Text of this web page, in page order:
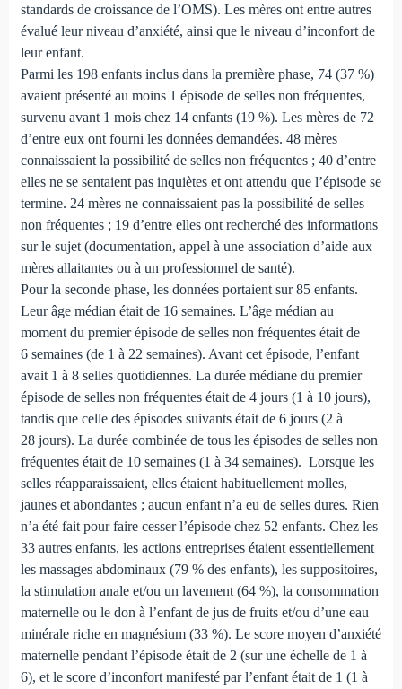
standards de croissance de l’OMS). Les mères ont entre autres
évalué leur niveau d’anxiété, ainsi que le niveau d’inconfort de
leur enfant.
Parmi les 198 enfants inclus dans la première phase, 74 (37 %)
avaient présenté au moins 1 épisode de selles non fréquentes,
survenu avant 1 mois chez 14 enfants (19 %). Les mères de 72
d’entre eux ont fourni les données demandées. 48 mères
connaissaient la possibilité de selles non fréquentes ; 40 d’entre
elles ne se sentaient pas inquiètes et ont attendu que l’épisode se
termine. 24 mères ne connaissaient pas la possibilité de selles
non fréquentes ; 19 d’entre elles ont recherché des informations
sur le sujet (documentation, appel à une association d’aide aux
mères allaitantes ou à un professionnel de santé).
Pour la seconde phase, les données portaient sur 85 enfants.
Leur âge médian était de 16 semaines. L’âge médian au
moment du premier épisode de selles non fréquentes était de
6 semaines (de 1 à 22 semaines). Avant cet épisode, l’enfant
avait 1 à 8 selles quotidiennes. La durée médiane du premier
épisode de selles non fréquentes était de 4 jours (1 à 10 jours),
tandis que celle des épisodes suivants était de 6 jours (2 à
28 jours). La durée combinée de tous les épisodes de selles non
fréquentes était de 10 semaines (1 à 34 semaines). Lorsque les
selles réapparaissaient, elles étaient habituellement molles,
jaunes et abondantes ; aucun enfant n’a eu de selles dures. Rien
n’a été fait pour faire cesser l’épisode chez 52 enfants. Chez les
33 autres enfants, les actions entreprises étaient essentiellement
les massages abdominaux (79 % des enfants), les suppositoires,
la stimulation anale et/ou un lavement (64 %), la consommation
maternelle ou le don à l’enfant de jus de fruits et/ou d’une eau
minérale riche en magnésium (33 %). Le score moyen d’anxiété
maternelle pendant l’épisode était de 2 (sur une échelle de 1 à
6), et le score d’inconfort manifesté par l’enfant était de 1 (1 à